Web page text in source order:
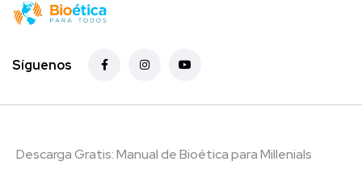
Síguenos
Descarga Gratis: Manual de Bioética para Millenials